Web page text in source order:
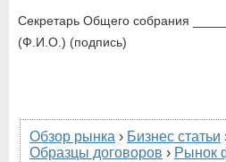
Секретарь Общего собрания
(Ф.И.О.) (подпись)
Обзор рынка › Бизнес статьи
Образцы договоров › Рынок